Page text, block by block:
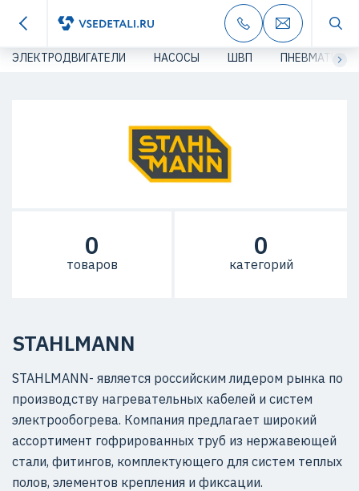
ЭЛЕКТРОДВИГАТЕЛИ НАСОСЫ ШВП ПНЕВМАТИКА
STAHLMANN
STAHLMANN- является российским лидером рынка по
производству нагревательных кабелей и систем
электрообогрева. Компания предлагает широкий
ассортимент гофрированных труб из нержавеющей
стали, фитингов, комплектующего для систем теплых
полов, элементов крепления и фиксации.
0
товаров
0
категорий